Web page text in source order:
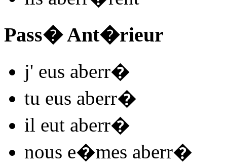
Pass� Ant�rieur
j' eus aberr�
tu eus aberr�
il eut aberr�
nous e�mes aberr�